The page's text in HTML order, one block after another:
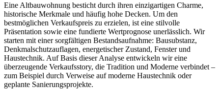
Eine Altbauwohnung besticht durch ihren einzigartigen Charme,
historische Merkmale und häufig hohe Decken. Um den
bestmöglichen Verkaufspreis zu erzielen, ist eine stilvolle
Präsentation sowie eine fundierte Wertprognose unerlässlich. Wir
starten mit einer sorgfältigen Bestandsaufnahme: Bausubstanz,
Denkmalschutzauflagen, energetischer Zustand, Fenster und
Haustechnik. Auf Basis dieser Analyse entwickeln wir eine
überzeugende Verkaufsstory, die Tradition und Moderne verbindet –
zum Beispiel durch Verweise auf moderne Haustechnik oder
geplante Sanierungsprojekte.